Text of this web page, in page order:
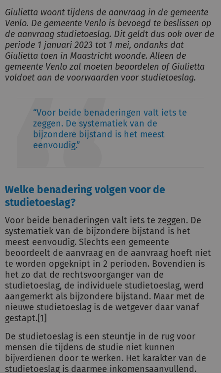
Giulietta woont tijdens de aanvraag in de gemeente
Venlo. De gemeente Venlo is bevoegd te beslissen op
de aanvraag studietoeslag. Dit geldt dus ook over de
periode 1 januari 2023 tot 1 mei, ondanks dat
Giulietta toen in Maastricht woonde. Alleen de
gemeente Venlo zal moeten beoordelen of Giulietta
voldoet aan de voorwaarden voor studietoeslag.
Voor beide benaderingen valt iets te
zeggen. De systematiek van de
bijzondere bijstand is het meest
eenvoudig.
Welke benadering volgen voor de
studietoeslag?
Voor beide benaderingen valt iets te zeggen. De
systematiek van de bijzondere bijstand is het
meest eenvoudig. Slechts een gemeente
beoordeelt de aanvraag en de aanvraag hoeft niet
te worden opgeknipt in 2 perioden. Bovendien is
het zo dat de rechtsvoorganger van de
studietoeslag, de individuele studietoeslag, werd
aangemerkt als bijzondere bijstand. Maar met de
nieuwe studietoeslag is de wetgever daar vanaf
gestapt.[1]
De studietoeslag is een steuntje in de rug voor
mensen die tijdens de studie niet kunnen
bijverdienen door te werken. Het karakter van de
studietoeslag is daarmee inkomensaanvullend.